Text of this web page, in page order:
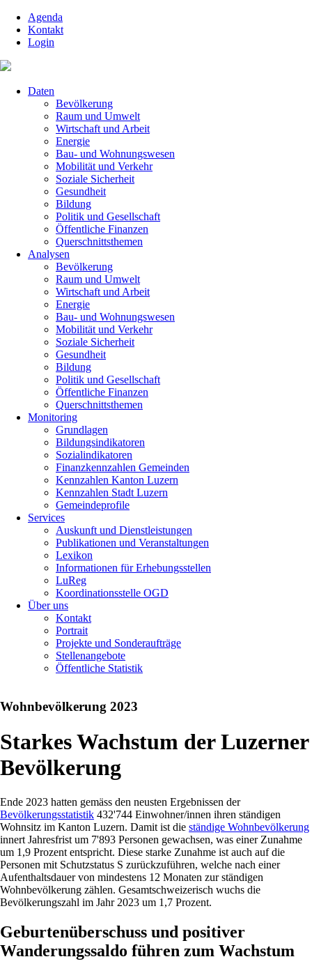
überspringen
Agenda
Kontakt
Login
überspringen
Daten
Bevölkerung
Raum und Umwelt
Wirtschaft und Arbeit
Energie
Bau- und Wohnungswesen
Mobilität und Verkehr
Soziale Sicherheit
Gesundheit
Bildung
Politik und Gesellschaft
Öffentliche Finanzen
Querschnittsthemen
Analysen
Bevölkerung
Raum und Umwelt
Wirtschaft und Arbeit
Energie
Bau- und Wohnungswesen
Mobilität und Verkehr
Soziale Sicherheit
Gesundheit
Bildung
Politik und Gesellschaft
Öffentliche Finanzen
Querschnittsthemen
Monitoring
Grundlagen
Bildungsindikatoren
Sozialindikatoren
Finanzkennzahlen Gemeinden
Kennzahlen Kanton Luzern
Kennzahlen Stadt Luzern
Gemeindeprofile
Services
Auskunft und Dienstleistungen
Publikationen und Veranstaltungen
Lexikon
Informationen für Erhebungsstellen
LuReg
Koordinationsstelle OGD
Über uns
Kontakt
Portrait
Projekte und Sonderaufträge
Stellenangebote
Öffentliche Statistik
Wohnbevölkerung 2023
Starkes Wachstum der Luzerner
Bevölkerung
Ende 2023 hatten gemäss den neusten Ergebnissen der
Bevölkerungsstatistik 432'744 Einwohner/innen ihren ständigen
Wohnsitz im Kanton Luzern. Damit ist die ständige Wohnbevölkerung
innert Jahresfrist um 7'893 Personen gewachsen, was einer Zunahme
um 1,9 Prozent entspricht. Diese starke Zunahme ist auch auf die
Personen mit Schutzstatus S zurückzuführen, welche nach einer
Aufenthaltsdauer von mindestens 12 Monaten zur ständigen
Wohnbevölkerung zählen. Gesamtschweizerisch wuchs die
Bevölkerungszahl im Jahr 2023 um 1,7 Prozent.
Geburtenüberschuss und positiver
Wanderungssaldo führen zum Wachstum